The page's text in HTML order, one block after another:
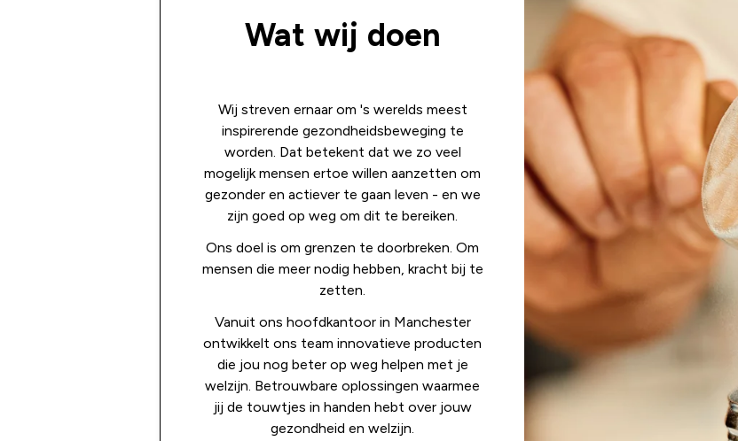
Wat wij doen
Wij streven ernaar om 's werelds meest
inspirerende gezondheidsbeweging te
worden. Dat betekent dat we zo veel
mogelijk mensen ertoe willen aanzetten om
gezonder en actiever te gaan leven - en we
zijn goed op weg om dit te bereiken.
Ons doel is om grenzen te doorbreken. Om
mensen die meer nodig hebben, kracht bij te
zetten.
Vanuit ons hoofdkantoor in Manchester
ontwikkelt ons team innovatieve producten
die jou nog beter op weg helpen met je
welzijn. Betrouwbare oplossingen waarmee
jij de touwtjes in handen hebt over jouw
gezondheid en welzijn.